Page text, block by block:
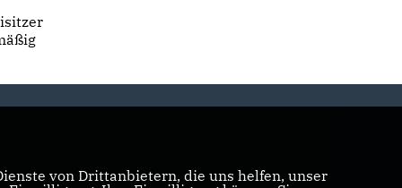
von Drittanbietern, die uns helfen, unser